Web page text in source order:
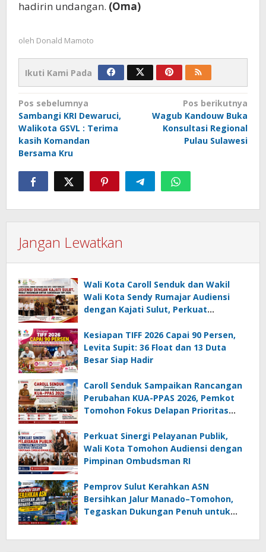
hadirin undangan. (Oma)
oleh Donald Mamoto
Ikuti Kami Pada
Navigasi
pos
Pos sebelumnya
Sambangi KRI Dewaruci,
Walikota GSVL : Terima
kasih Komandan
Bersama Kru
Pos berikutnya
Wagub Kandouw Buka
Konsultasi Regional
Pulau Sulawesi
Jangan Lewatkan
Wali Kota Caroll Senduk dan Wakil
Wali Kota Sendy Rumajar Audiensi
dengan Kajati Sulut, Perkuat
Kesiapan TIFF 2026 Capai 90 Persen,
Levita Supit: 36 Float dan 13 Duta
Besar Siap Hadir
Caroll Senduk Sampaikan Rancangan
Perubahan KUA-PPAS 2026, Pemkot
Tomohon Fokus Delapan Prioritas
Perkuat Sinergi Pelayanan Publik,
Wali Kota Tomohon Audiensi dengan
Pimpinan Ombudsman RI
Pemprov Sulut Kerahkan ASN
Bersihkan Jalur Manado–Tomohon,
Tegaskan Dukungan Penuh untuk